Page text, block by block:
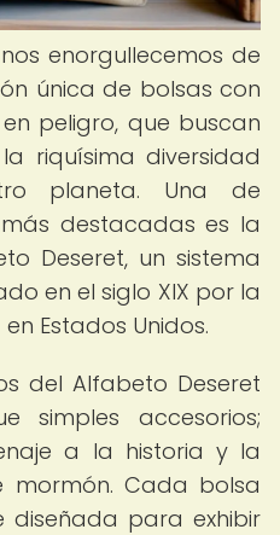
nos enorgullecemos de
única de bolsas con
peligro, que buscan
riquísima diversidad
planeta. Una de
destacadas es la
Deseret, un sistema
en el siglo XIX por la
Estados Unidos.
del Alfabeto Deseret
simples accesorios;
a la historia y la
mormón. Cada bolsa
diseñada para exhibir